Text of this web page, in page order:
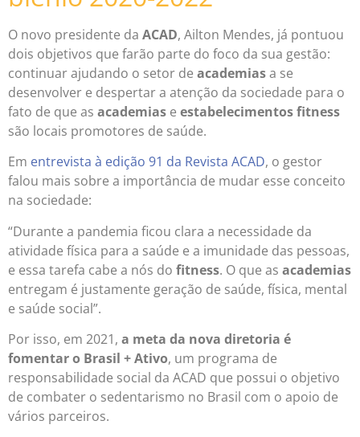
O novo presidente da ACAD, Ailton Mendes, já pontuou
dois objetivos que farão parte do foco da sua gestão:
continuar ajudando o setor de academiasa se
desenvolver e despertar a atenção da sociedade para o
fato de que as academias e estabelecimentos fitness
são locais promotores de saúde.
Em entrevista à edição 91 da Revista ACAD, o gestor
falou mais sobre a importância de mudar esse conceito
na sociedade:
“Durante a pandemia ficou clara a necessidade da
atividade física para a saúde e a imunidade das pessoas,
e essa tarefa cabe a nós do fitness. O que as academias
entregam é justamente geração de saúde, física, mental
e saúde social”.
Por isso, em 2021, a meta da nova diretoria é
fomentar o Brasil + Ativo, um programa de
responsabilidade social da ACAD que possui o objetivo
de combater o sedentarismo no Brasil com o apoio de
vários parceiros.